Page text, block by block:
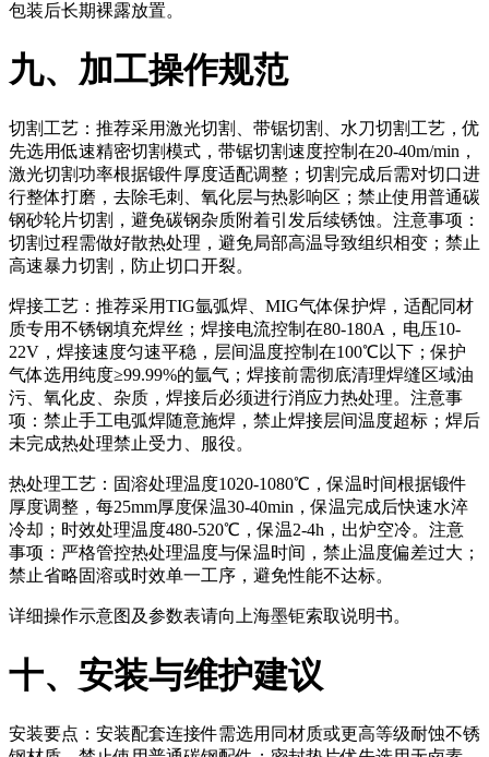
包装后长期裸露放置。
九、加工操作规范
切割工艺：推荐采用激光切割、带锯切割、水刀切割工艺，优
先选用低速精密切割模式，带锯切割速度控制在20-40m/min，
激光切割功率根据锻件厚度适配调整；切割完成后需对切口进
行整体打磨，去除毛刺、氧化层与热影响区；禁止使用普通碳
钢砂轮片切割，避免碳钢杂质附着引发后续锈蚀。注意事项：
切割过程需做好散热处理，避免局部高温导致组织相变；禁止
高速暴力切割，防止切口开裂。
焊接工艺：推荐采用TIG氩弧焊、MIG气体保护焊，适配同材
质专用不锈钢填充焊丝；焊接电流控制在80-180A，电压10-
22V，焊接速度匀速平稳，层间温度控制在100℃以下；保护
气体选用纯度≥99.99%的氩气；焊接前需彻底清理焊缝区域油
污、氧化皮、杂质，焊接后必须进行消应力热处理。注意事
项：禁止手工电弧焊随意施焊，禁止焊接层间温度超标；焊后
未完成热处理禁止受力、服役。
热处理工艺：固溶处理温度1020-1080℃，保温时间根据锻件
厚度调整，每25mm厚度保温30-40min，保温完成后快速水淬
冷却；时效处理温度480-520℃，保温2-4h，出炉空冷。注意
事项：严格管控热处理温度与保温时间，禁止温度偏差过大；
禁止省略固溶或时效单一工序，避免性能不达标。
详细操作示意图及参数表请向上海墨钜索取说明书。
十、安装与维护建议
安装要点：安装配套连接件需选用同材质或更高等级耐蚀不锈